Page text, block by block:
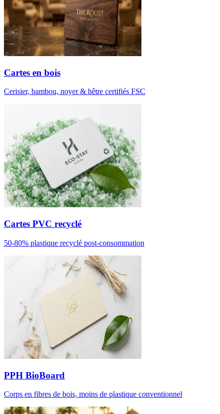
Cartes en bois
Cerisier, bambou, noyer & hêtre certifiés FSC
Cartes PVC recyclé
50-80% plastique recyclé post-consommation
PPH BioBoard
Corps en fibres de bois, moins de plastique conventionnel